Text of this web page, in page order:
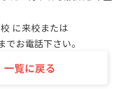
に来校または
でお電話下さい。
一覧に戻る